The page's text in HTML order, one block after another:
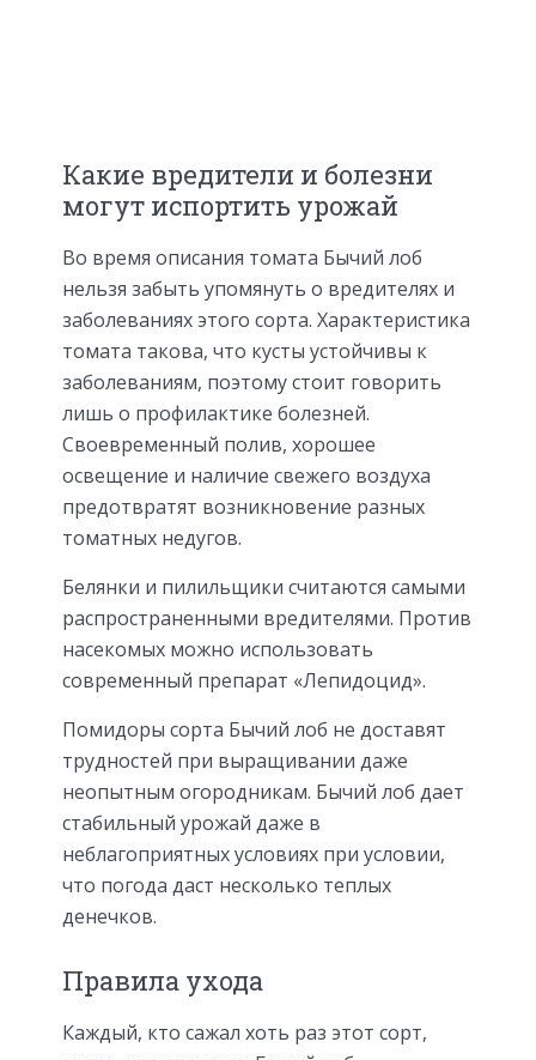
Какие вредители и болезни
могут испортить урожай
Во время описания томата Бычий лоб
нельзя забыть упомянуть о вредителях и
заболеваниях этого сорта. Характеристика
томата такова, что кусты устойчивы к
заболеваниям, поэтому стоит говорить
лишь о профилактике болезней.
Своевременный полив, хорошее
освещение и наличие свежего воздуха
предотвратят возникновение разных
томатных недугов.
Белянки и пилильщики считаются самыми
распространенными вредителями. Против
насекомых можно использовать
современный препарат «Лепидоцид».
Помидоры сорта Бычий лоб не доставят
трудностей при выращивании даже
неопытным огородникам. Бычий лоб дает
стабильный урожай даже в
неблагоприятных условиях при условии,
что погода даст несколько теплых
денечков.
Правила ухода
Каждый, кто сажал хоть раз этот сорт,